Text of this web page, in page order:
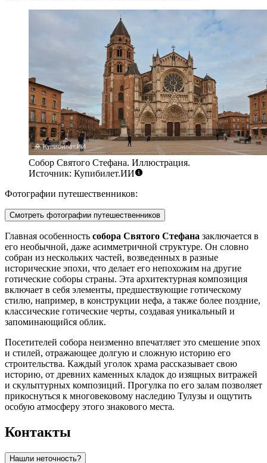
Собор Святого Стефана. Иллюстрация.
Источник: Купибилет.ИИ
Фотографии путешественников:
Смотреть фотографии путешественников
Главная особенность собора Святого Стефана заключается в
его необычной, даже асимметричной структуре. Он словно
собран из нескольких частей, возведенных в разные
исторические эпохи, что делает его непохожим на другие
готические соборы страны. Эта архитектурная композиция
включает в себя элементы, предшествующие готическому
стилю, например, в конструкции нефа, а также более поздние,
классические готические черты, создавая уникальный и
запоминающийся облик.
Посетителей собора неизменно впечатляет это смешение эпох
и стилей, отражающее долгую и сложную историю его
строительства. Каждый уголок храма рассказывает свою
историю, от древних каменных кладок до изящных витражей
и скульптурных композиций. Прогулка по его залам позволяет
прикоснуться к многовековому наследию Тулузы и ощутить
особую атмосферу этого знакового места.
Контакты
Нашли неточность?